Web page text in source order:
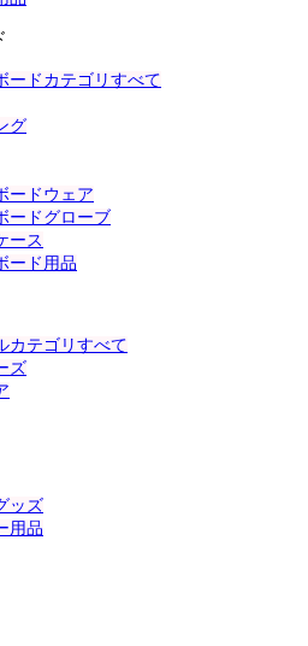
ードカテゴリすべて
グ
ードウェア
ードグローブ
ース
ード用品
カテゴリすべて
ズ
ッズ
用品